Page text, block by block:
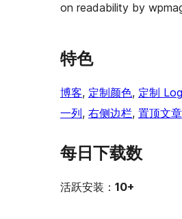
on readability by
特色
博客, 定制颜色, 定制
一列, 右侧边栏, 置顶文章
每日下载数
活跃安装： 10+